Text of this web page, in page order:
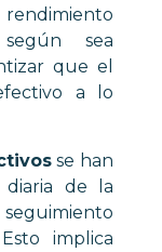
según sea
que el
a lo
se han
diaria de la
implica